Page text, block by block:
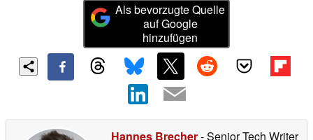
Als bevorzugte Quelle
auf Google
hinzufügen
Hannes Brecher- Senior Tech Writer